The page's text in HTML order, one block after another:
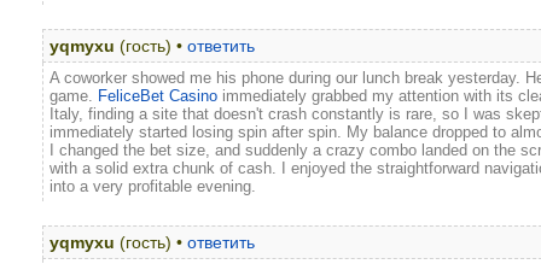
yqmyxu (гость) • ответить
A coworker showed me his phone during our lunch break yesterday.
game. FeliceBet Casino immediately grabbed my attention with its
Italy, finding a site that doesn't crash constantly is rare, so I was
immediately started losing spin after spin. My balance dropped to
I changed the bet size, and suddenly a crazy combo landed on the
with a solid extra chunk of cash. I enjoyed the straightforward
into a very profitable evening.
yqmyxu (гость) • ответить